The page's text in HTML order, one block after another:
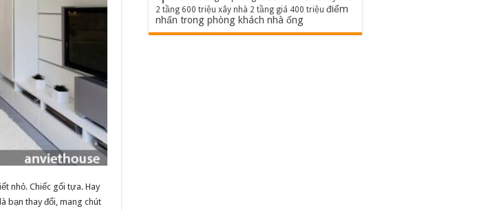
nhỏ. Chiếc gối tựa. Hay
bạn thay đổi, mang chút
2 tầng 600 triệu xây nhà 2 tầng giá 400 triệu điểm
nhấn trong phòng khách nhà ống